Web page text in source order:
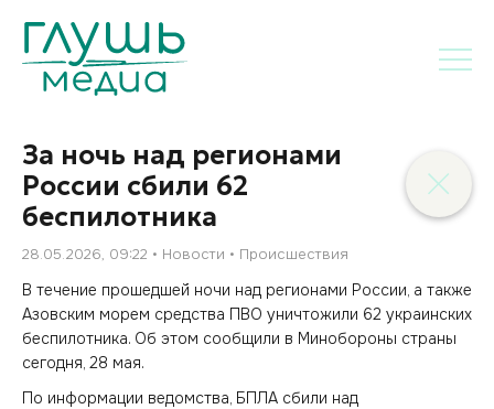
За ночь над регионами
России сбили 62
беспилотника
28.05.2026, 09:22 Новости Происшествия
В течение прошедшей ночи над регионами России, а также
Азовским морем средства ПВО уничтожили 62 украинских
беспилотника. Об этом сообщили в Минобороны страны
сегодня, 28 мая.
По информации ведомства, БПЛА сбили над